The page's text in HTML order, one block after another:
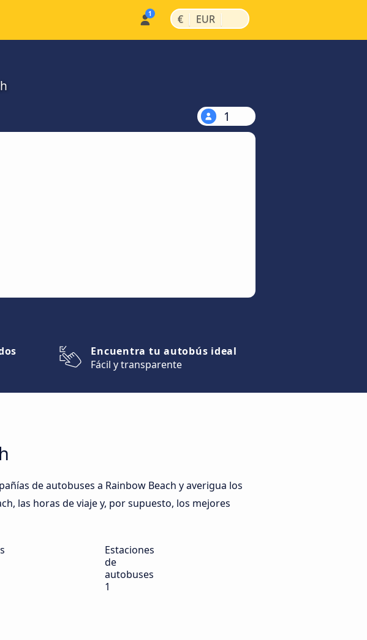
€ | EUR |
1
Encuentra tu autobús ideal
Fácil y transparente
de autobuses a Rainbow Beach y averigua los
las horas de viaje y, por supuesto, los mejores
Estaciones
de
autobuses
1